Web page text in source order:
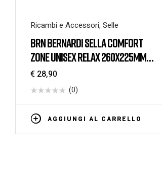
Ricambi e Accessori, Selle
BRN BERNARDI SELLA COMFORT
ZONE UNISEX RELAX 260X225MM
NERO
€ 28,90
(0)
AGGIUNGI AL CARRELLO